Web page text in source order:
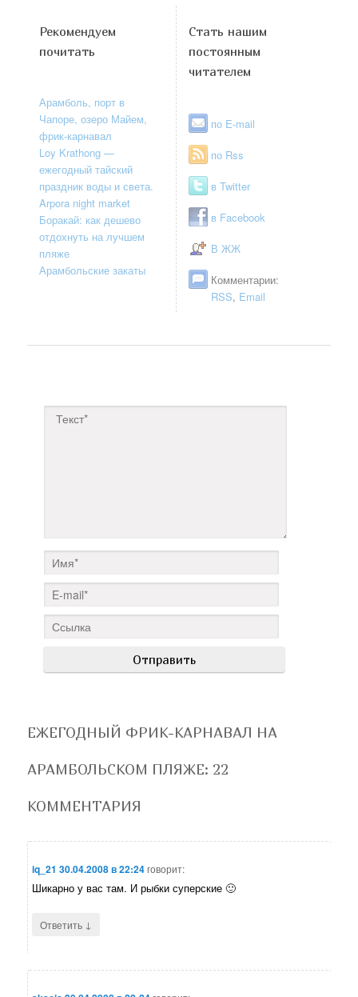
Рекомендуем
почитать
Арамболь, порт в
Чапоре, озеро Майем,
фрик-карнавал
Loy Krathong —
ежегодный тайский
праздник воды и света.
Arpora night market
Боракай: как дешево
отдохнуть на лучшем
пляже
Арамбольские закаты
Стать нашим
постоянным
читателем
по E-mail
по Rss
в Twitter
в Facebook
В ЖЖ
Комментарии:
RSS, Email
ЕЖЕГОДНЫЙ ФРИК-КАРНАВАЛ НА
АРАМБОЛЬСКОМ ПЛЯЖЕ: 22
КОММЕНТАРИЯ
iq_21 30.04.2008 в 22:24говорит:
Шикарно у вас там. И рыбки суперские 🙂
Ответить ↓